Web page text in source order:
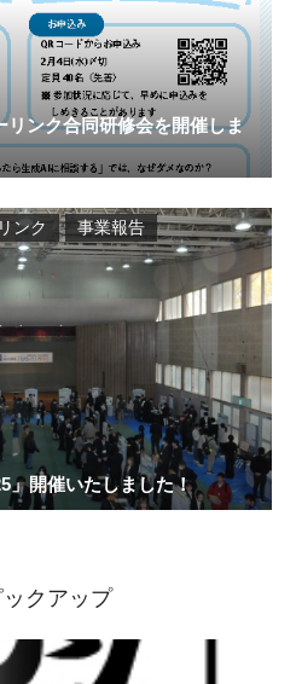
リンク合同研修会を開催しま
」開催いたしました！
ンク 事業報告
クアップ